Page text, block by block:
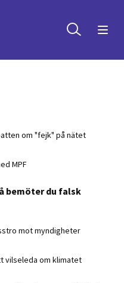
Sök
om "fejk" på nätet
MPF
bemöter du falsk
mot myndigheter
vilseleda om klimatet